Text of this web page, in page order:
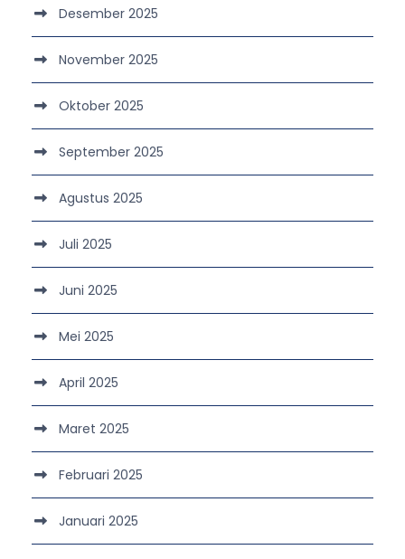
Desember 2025
November 2025
Oktober 2025
September 2025
Agustus 2025
Juli 2025
Juni 2025
Mei 2025
April 2025
Maret 2025
Februari 2025
Januari 2025